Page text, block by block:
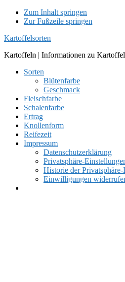
Zum Inhalt springen
Zur Fußzeile springen
Kartoffelsorten
Kartoffeln | Informationen zu
Sorten
Blütenfarbe
Geschmack
Fleischfarbe
Schalenfarbe
Ertrag
Knollenform
Reifezeit
Impressum
Datenschutzerklärung
Privatsphäre-
Historie der
Einwilligungen